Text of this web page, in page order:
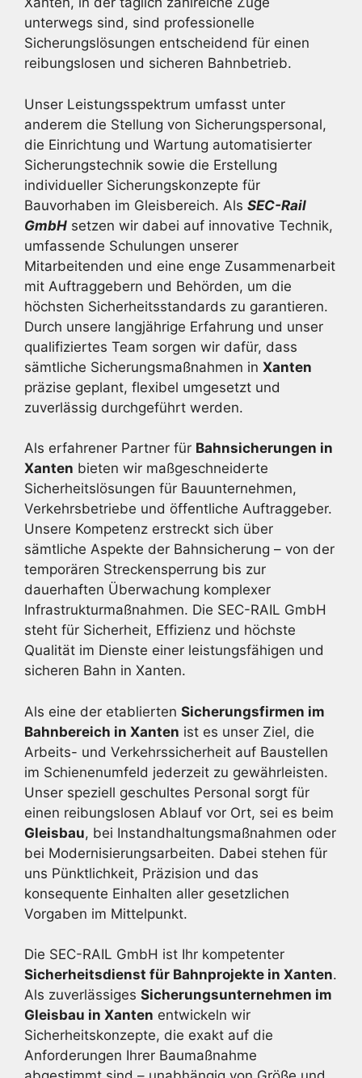
unterwegs sind, sind professionelle
Sicherungslösungen entscheidend für einen
reibungslosen und sicheren Bahnbetrieb.
Unser Leistungsspektrum umfasst unter
anderem die Stellung von Sicherungspersonal,
die Einrichtung und Wartung automatisierter
Sicherungstechnik sowie die Erstellung
individueller Sicherungskonzepte für
Bauvorhaben im Gleisbereich. Als SEC-Rail
GmbH setzen wir dabei auf innovative Technik,
umfassende Schulungen unserer
Mitarbeitenden und eine enge Zusammenarbeit
mit Auftraggebern und Behörden, um die
höchsten Sicherheitsstandards zu garantieren.
Durch unsere langjährige Erfahrung und unser
qualifiziertes Team sorgen wir dafür, dass
sämtliche Sicherungsmaßnahmen in Xanten
präzise geplant, flexibel umgesetzt und
zuverlässig durchgeführt werden.
Als erfahrener Partner für Bahnsicherungen in
Xanten bieten wir maßgeschneiderte
Sicherheitslösungen für Bauunternehmen,
Verkehrsbetriebe und öffentliche Auftraggeber.
Unsere Kompetenz erstreckt sich über
sämtliche Aspekte der Bahnsicherung – von der
temporären Streckensperrung bis zur
dauerhaften Überwachung komplexer
Infrastrukturmaßnahmen. Die SEC-RAIL GmbH
steht für Sicherheit, Effizienz und höchste
Qualität im Dienste einer leistungsfähigen und
sicheren Bahn in Xanten.
Als eine der etablierten Sicherungsfirmen im
Bahnbereich in Xanten ist es unser Ziel, die
Arbeits- und Verkehrssicherheit auf Baustellen
im Schienenumfeld jederzeit zu gewährleisten.
Unser speziell geschultes Personal sorgt für
einen reibungslosen Ablauf vor Ort, sei es beim
Gleisbau, bei Instandhaltungsmaßnahmen oder
bei Modernisierungsarbeiten. Dabei stehen für
uns Pünktlichkeit, Präzision und das
konsequente Einhalten aller gesetzlichen
Vorgaben im Mittelpunkt.
Die SEC-RAIL GmbH ist Ihr kompetenter
Sicherheitsdienst für Bahnprojekte in Xanten.
Als zuverlässiges Sicherungsunternehmen im
Gleisbau in Xanten entwickeln wir
Sicherheitskonzepte, die exakt auf die
Anforderungen Ihrer Baumaßnahme